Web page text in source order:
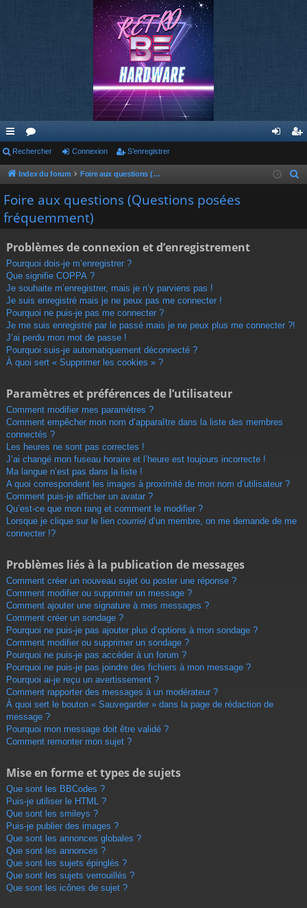
cc
ès
ra
pi
or
u
s
ne nr
Rechercher Connexion S’enregistrer
Index du forum Foire aux questions (Questions posées fréquemment)
Foire aux questions (Questions posées
fréquemment)
Problèmes de connexion et d’enregistrement
Pourquoi dois-je m’enregistrer ?
Que signifie COPPA ?
Je souhaite m’enregistrer, mais je n’y parviens pas !
Je suis enregistré mais je ne peux pas me connecter !
Pourquoi ne puis-je pas me connecter ?
Je me suis enregistré par le passé mais je ne peux plus me connecter ?!
J’ai perdu mon mot de passe !
Pourquoi suis-je automatiquement déconnecté ?
À quoi sert « Supprimer les cookies » ?
Paramètres et préférences de l’utilisateur
Comment modifier mes paramètres ?
Comment empêcher mon nom d’apparaître dans la liste des membres
connectés ?
Les heures ne sont pas correctes !
J’ai changé mon fuseau horaire et l’heure est toujours incorrecte !
Ma langue n’est pas dans la liste !
A quoi correspondent les images à proximité de mon nom d’utilisateur ?
Comment puis-je afficher un avatar ?
Qu’est-ce que mon rang et comment le modifier ?
Lorsque je clique sur le lien courriel d’un membre, on me demande de me
connecter !?
Problèmes liés à la publication de messages
Comment créer un nouveau sujet ou poster une réponse ?
Comment modifier ou supprimer un message ?
Comment ajouter une signature à mes messages ?
Comment créer un sondage ?
Pourquoi ne puis-je pas ajouter plus d’options à mon sondage ?
Comment modifier ou supprimer un sondage ?
Pourquoi ne puis-je pas accéder à un forum ?
Pourquoi ne puis-je pas joindre des fichiers à mon message ?
Pourquoi ai-je reçu un avertissement ?
Comment rapporter des messages à un modérateur ?
À quoi sert le bouton « Sauvegarder » dans la page de rédaction de
message ?
Pourquoi mon message doit être validé ?
Comment remonter mon sujet ?
Mise en forme et types de sujets
Que sont les BBCodes ?
Puis-je utiliser le HTML ?
Que sont les smileys ?
Puis-je publier des images ?
Que sont les annonces globales ?
Que sont les annonces ?
Que sont les sujets épinglés ?
Que sont les sujets verrouillés ?
Que sont les icônes de sujet ?